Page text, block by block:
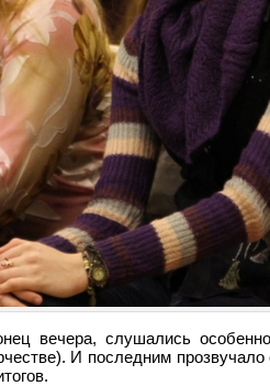
вечера, слушались
И последним